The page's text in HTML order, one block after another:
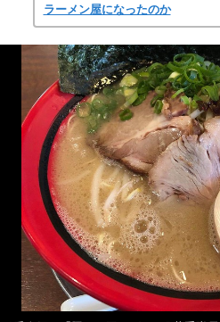
ラーメン屋になったのか